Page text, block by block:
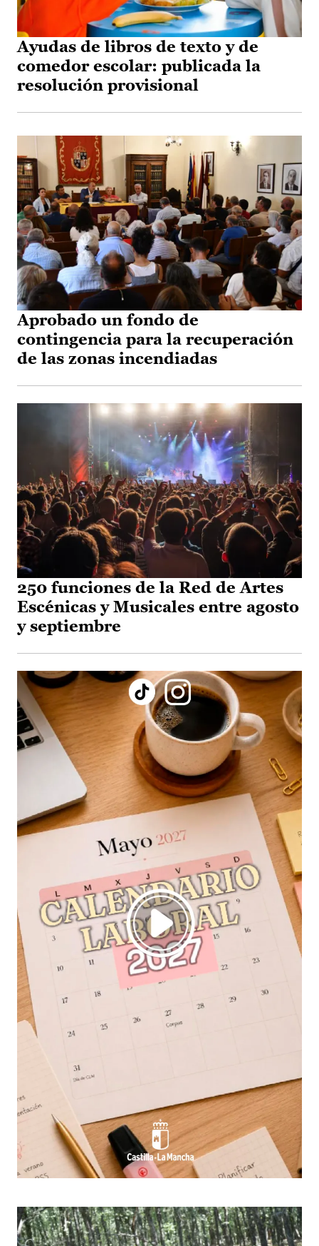
Ayudas de libros de texto y de
comedor escolar: publicada la
resolución provisional
Aprobado un fondo de
contingencia para la recuperación
de las zonas incendiadas
250 funciones de la Red de Artes
Escénicas y Musicales entre agosto
y septiembre